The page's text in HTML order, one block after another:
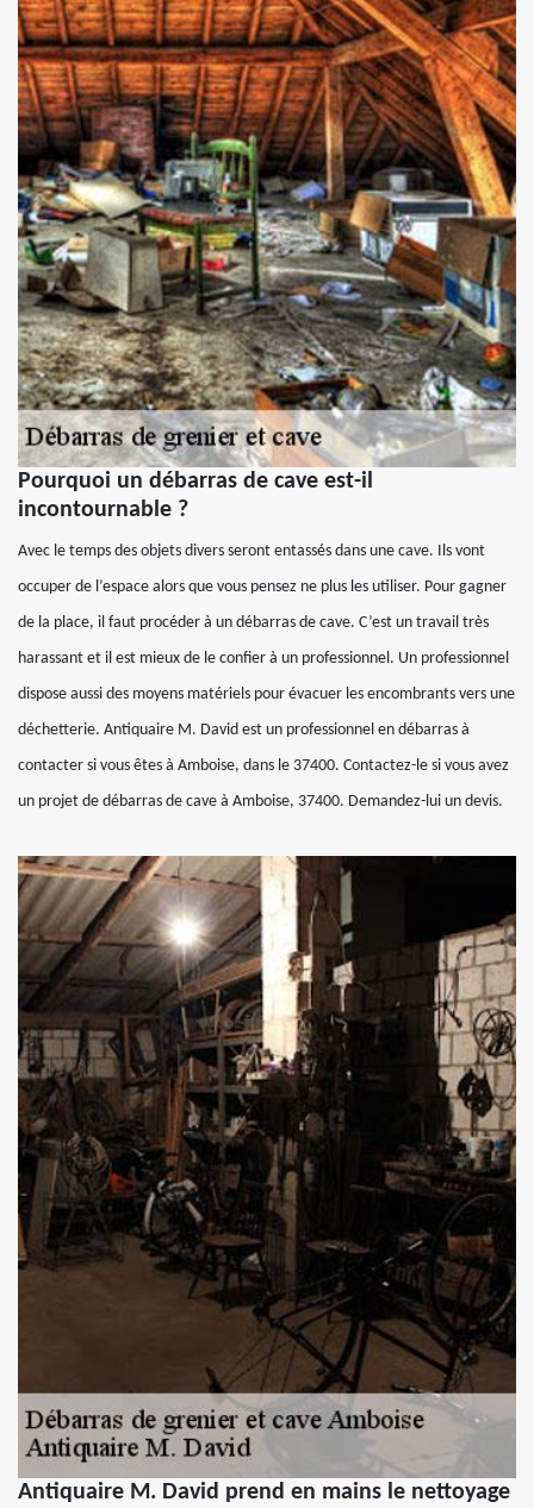
Pourquoi un débarras de cave est-il
incontournable ?
Avec le temps des objets divers seront entassés dans une cave. Ils vont
occuper de l’espace alors que vous pensez ne plus les utiliser. Pour gagner
de la place, il faut procéder à un débarras de cave. C’est un travail très
harassant et il est mieux de le confier à un professionnel. Un professionnel
dispose aussi des moyens matériels pour évacuer les encombrants vers une
déchetterie. Antiquaire M. David est un professionnel en débarras à
contacter si vous êtes à Amboise, dans le 37400. Contactez-le si vous avez
un projet de débarras de cave à Amboise, 37400. Demandez-lui un devis.
Antiquaire M. David prend en mains le nettoyage